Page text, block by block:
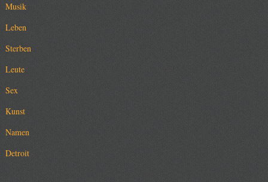
Musik
Leben
Sterben
Leute
Sex
Kunst
Namen
Detroit